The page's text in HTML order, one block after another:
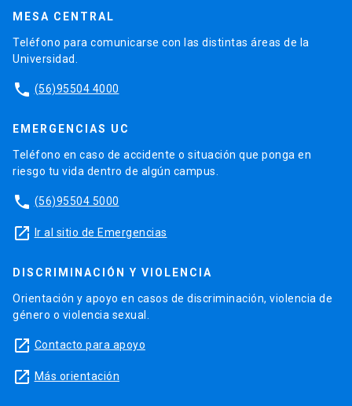
MESA CENTRAL
Teléfono para comunicarse con las distintas áreas de la
Universidad.
phone (56)95504 4000
EMERGENCIAS UC
Teléfono en caso de accidente o situación que ponga en
riesgo tu vida dentro de algún campus.
phone (56)95504 5000
launch Ir al sitio de Emergencias
DISCRIMINACIÓN Y VIOLENCIA
Orientación y apoyo en casos de discriminación, violencia de
género o violencia sexual.
launch Contacto para apoyo
launch Más orientación